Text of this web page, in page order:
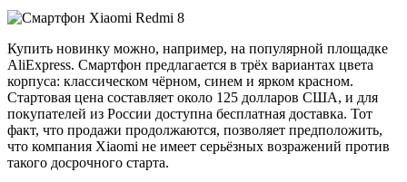
Купить новинку можно, например, на популярной площадке
AliExpress. Смартфон предлагается в трёх вариантах цвета
корпуса: классическом чёрном, синем и ярком красном.
Стартовая цена составляет около 125 долларов США, и для
покупателей из России доступна бесплатная доставка. Тот
факт, что продажи продолжаются, позволяет предположить,
что компания Xiaomi не имеет серьёзных возражений против
такого досрочного старта.